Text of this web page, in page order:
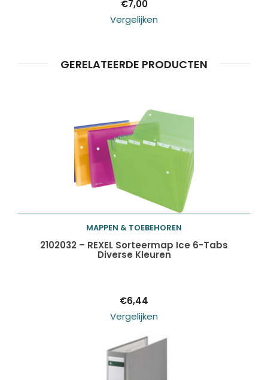
€7,00
Vergelijken
GERELATEERDE PRODUCTEN
Toevoegen aan
MAPPEN & TOEBEHOREN
2102032 – REXEL Sorteermap Ice 6-Tabs
Diverse Kleuren
€6,44
Vergelijken